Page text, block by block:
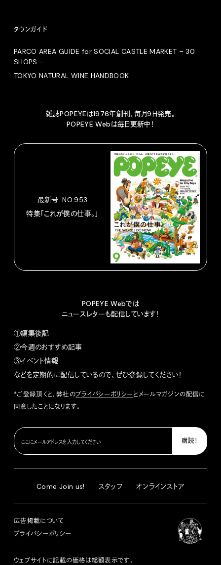
タウンガイド
PARCO AREA GUIDE for SOCIAL CASTLE MARKET – 30
SHOPS –
TOKYO NATURAL WINE HANDBOOK
雑誌POPEYEは1976年創刊、毎月9日発売。
POPEYE Webは毎日更新中！
最新号: NO.953
特集「これが僕の仕事。」
POPEYE Webでは
ニュースレターも配信しています！
①編集後記
②今週のおすすめ記事
③イベント情報
などを定期的に配信しているので、ぜひ登録してください！
*ご登録頂くと、弊社のプライバシーポリシーとメールマガジンの配信に
同意したことになります。
Come Join us! スタッフ オンラインストア
広告掲載について
プライバシーポリシー
ウェブサイトに記載の価格は総額表示です。